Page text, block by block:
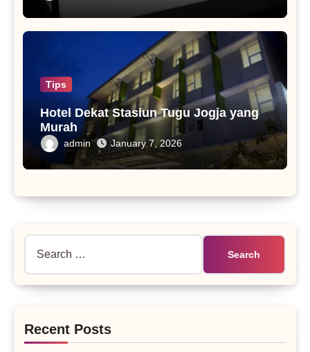
Tips
Hotel Dekat Stasiun Tugu Jogja yang
Murah
admin January 7, 2026
Recent Posts